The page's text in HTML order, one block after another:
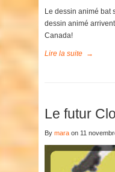
Le dessin animé bat
dessin animé
Canada!
Lire la suite →
Le futur
By mara on 11